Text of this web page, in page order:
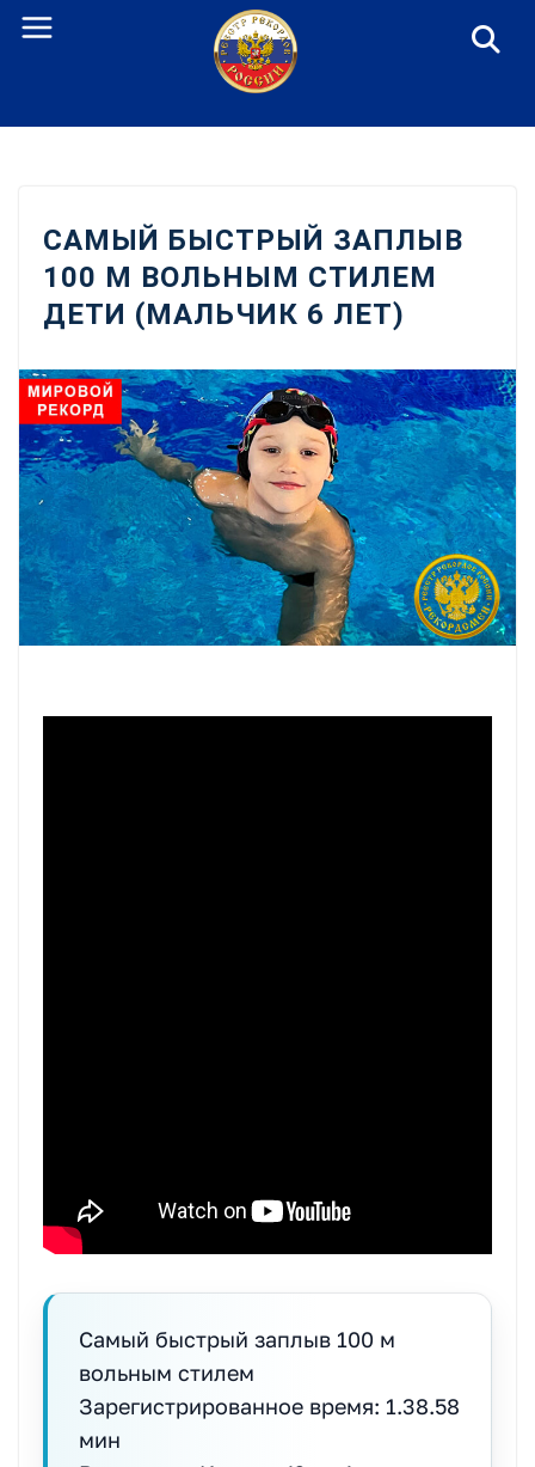
Перейти
САМЫЙ БЫСТРЫЙ ЗАПЛЫВ
100 М ВОЛЬНЫМ СТИЛЕМ
ДЕТИ (МАЛЬЧИК 6 ЛЕТ)
Самый быстрый заплыв 100 м
вольным стилем
Зарегистрированное время: 1.38.58
мин